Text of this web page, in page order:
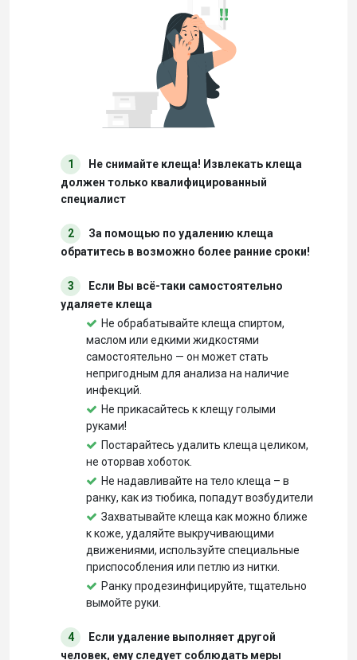
1
Не снимайте клеща! Извлекать клеща
должен только квалифицированный
специалист
2
За помощью по удалению клеща
обратитесь в возможно более ранние сроки!
3
Если Вы всё-таки самостоятельно
удаляете клеща
Не обрабатывайте клеща спиртом,
маслом или едкими жидкостями
самостоятельно — он может стать
непригодным для анализа на наличие
инфекций.
Не прикасайтесь к клещу голыми
руками!
Постарайтесь удалить клеща целиком,
не оторвав хоботок.
Не надавливайте на тело клеща – в
ранку, как из тюбика, попадут возбудители
Захватывайте клеща как можно ближе
к коже, удаляйте выкручивающими
движениями, используйте специальные
приспособления или петлю из нитки.
Ранку продезинфицируйте, тщательно
вымойте руки.
4
Если удаление выполняет другой
человек, ему следует соблюдать меры